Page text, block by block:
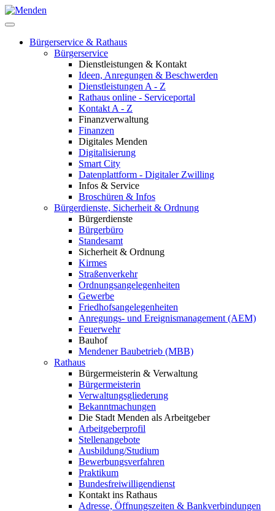
Bürgerservice & Rathaus
Bürgerservice
Dienstleistungen & Kontakt
Ideen, Anregungen & Beschwerden
Dienstleistungen A - Z
Rathaus online - Serviceportal
Kontakt A - Z
Finanzverwaltung
Finanzen
Digitales Menden
Digitalisierung
Smart City
Datenplattform - Digitaler Zwilling
Infos & Service
Broschüren & Infos
Bürgerdienste, Sicherheit & Ordnung
Bürgerdienste
Bürgerbüro
Standesamt
Sicherheit & Ordnung
Kirmes
Straßenverkehr
Ordnungsangelegenheiten
Gewerbe
Friedhofsangelegenheiten
Anregungs- und Ereignismanagement (AEM)
Feuerwehr
Bauhof
Mendener Baubetrieb (MBB)
Rathaus
Bürgermeisterin & Verwaltung
Bürgermeisterin
Verwaltungsgliederung
Bekanntmachungen
Die Stadt Menden als Arbeitgeber
Arbeitgeberprofil
Stellenangebote
Ausbildung/Studium
Bewerbungsverfahren
Praktikum
Bundesfreiwilligendienst
Kontakt ins Rathaus
Adresse, Öffnungszeiten & Bankverbindungen